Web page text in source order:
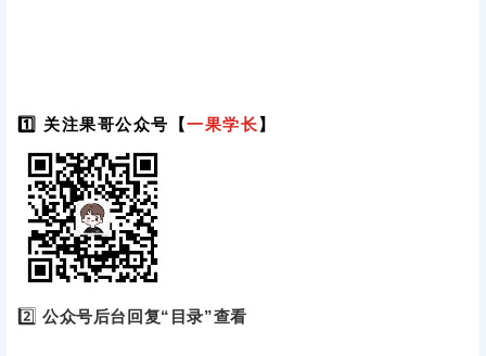
1️⃣ 关注果哥公众号【一果学长】
2️⃣公众号后台回复“目录”查看